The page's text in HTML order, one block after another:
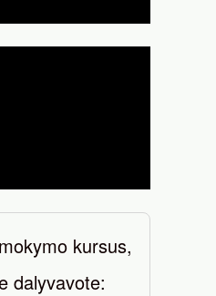
kursus,
dalyvavote: